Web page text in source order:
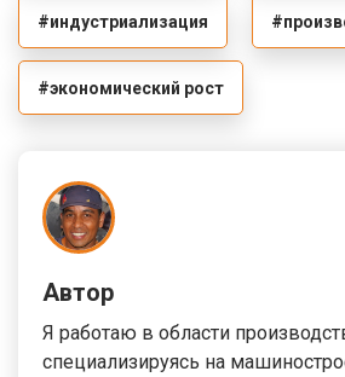
#индустриализация
#экономический рост
Автор
Я работаю в области
специализируясь на